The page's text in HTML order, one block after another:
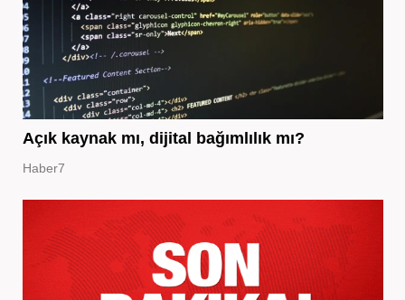
Açık kaynak mı, dijital bağımlılık mı?
Haber7